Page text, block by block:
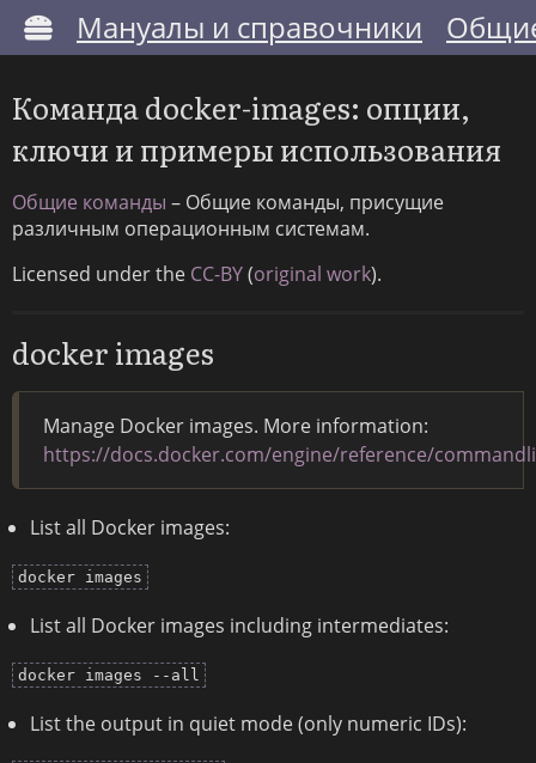
Мануалы и справочники
Команда docker-images: опции,
ключи и примеры использования
Общие команды – Общие команды, присущие
различным операционным системам.
Licensed under the CC-BY(original work).
docker images
Manage Docker images. More information:
https://docs.docker.com/engine/reference/
List all Docker images:
docker images
List all Docker images including intermediates:
docker images --all
List the output in quiet mode (only numeric IDs):